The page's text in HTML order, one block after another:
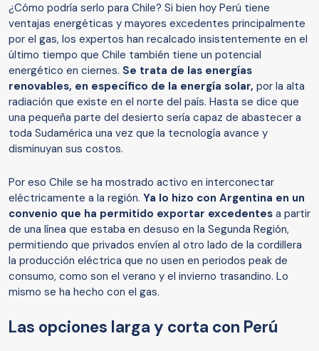
¿Cómo podría serlo para Chile? Si bien hoy Perú tiene
ventajas energéticas y mayores excedentes principalmente
por el gas, los expertos han recalcado insistentemente en el
último tiempo que Chile también tiene un potencial
energético en ciernes. Se trata de las energías
renovables, en específico de la energía solar, por la alta
radiación que existe en el norte del país. Hasta se dice que
una pequeña parte del desierto sería capaz de abastecer a
toda Sudamérica una vez que la tecnología avance y
disminuyan sus costos.
Por eso Chile se ha mostrado activo en interconectar
eléctricamente a la región. Ya lo hizo con Argentina en un
convenio que ha permitido exportar excedentes a partir
de una línea que estaba en desuso en la Segunda Región,
permitiendo que privados envíen al otro lado de la cordillera
la producción eléctrica que no usen en periodos peak de
consumo, como son el verano y el invierno trasandino. Lo
mismo se ha hecho con el gas.
Las opciones larga y corta con Perú